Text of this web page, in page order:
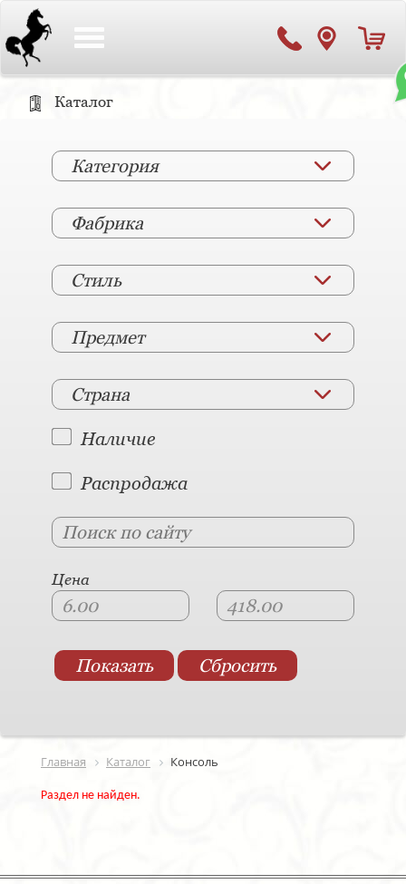
Каталог
Категория
Фабрика
Стиль
Предмет
Страна
Наличие
Распродажа
Цена
Главная Каталог Консоль
Раздел не найден.